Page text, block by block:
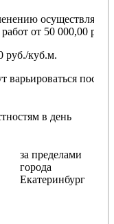
осуществляется
от 50 000,00 руб.
руб./куб.м.
после
в день
за пределами
города
Екатеринбург